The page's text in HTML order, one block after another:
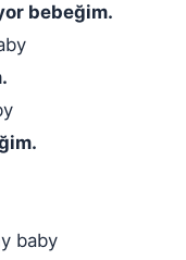
bebeğim.
baby